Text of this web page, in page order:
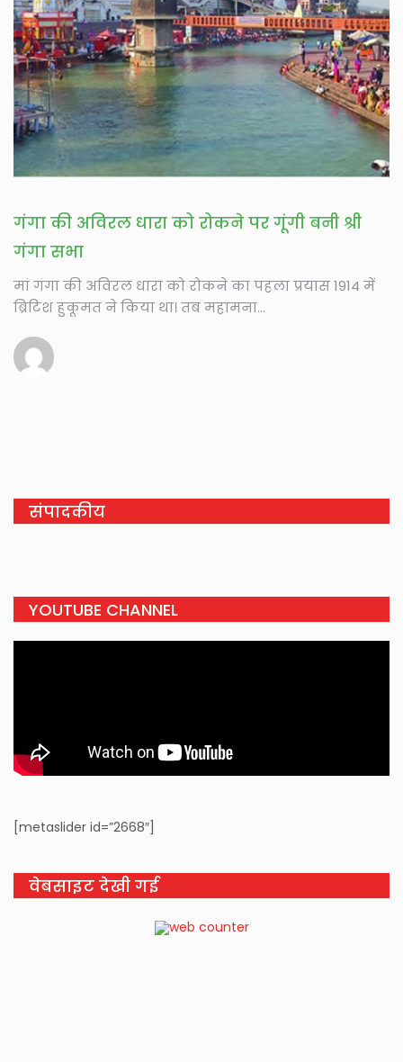
गंगा की अविरल धारा को रोकने पर गूंगी बनी श्री
गंगा सभा
मां गंगा की अविरल धारा को रोकने का पहला प्रयास 1914 में
ब्रिटिश हुकूमत ने किया था। तब महामना...
संपादकीय
YOUTUBE CHANNEL
[metaslider id=”2668″]
वेबसाइट देखी गई